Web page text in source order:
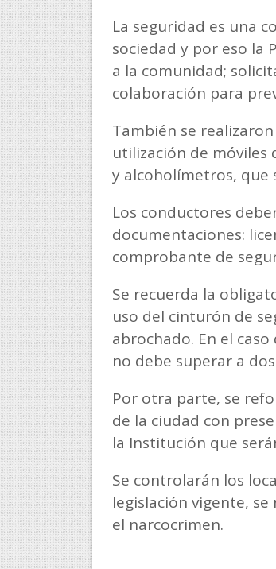
La seguridad es una
sociedad y por eso la
a la comunidad;
colaboración para
También se
utilización de
y alcoholímetros, que
Los conductores
documentaciones:
comprobante de
Se recuerda la
uso del cinturón de
abrochado. En el
no debe superar a
Por otra parte, se
de la ciudad con
la Institución que
Se controlarán los
legislación vigente,
el narcocrimen.